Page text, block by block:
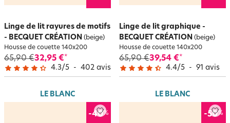
Linge de lit rayures de motifs
- BECQUET CRÉATION (beige)
Housse de couette 140x200
65,90 €32,95 €*
4.3/5 - 402 avis
Linge de lit graphique -
BECQUET CRÉATION (beige)
Housse de couette 140x200
65,90 €39,54 €*
4.4/5 - 91 avis
LE BLANC
-40%
LE BLANC
-50%